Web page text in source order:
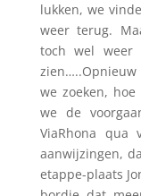
lukken, we
weer terug.
toch wel weer
we zoeken,
we de
ViaRhona qua
aanwijzingen,
etappe-plaats